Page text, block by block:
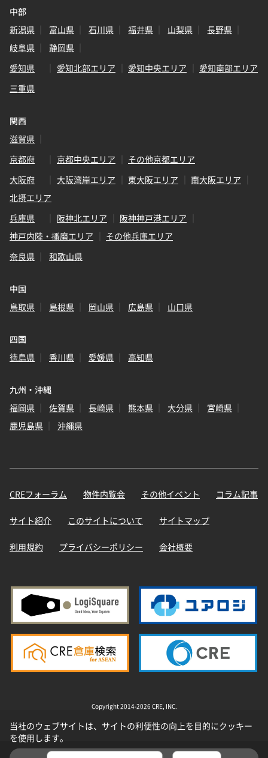
中部
新潟県
富山県 石川県 福井県 山梨県
長野県
岐阜県
静岡県
愛知県
愛知北部エリア 愛知中央エリア
愛知南部エリア
三重県
関西
滋賀県
京都府
京都中央エリア
その他京都エリア
大阪府
大阪湾岸エリア 東大阪エリア
南大阪エリア
北摂エリア
兵庫県
阪神北エリア
阪神神戸港エリア
神戸内陸・播磨エリア
その他兵庫エリア
奈良県
和歌山県
中国
鳥取県
島根県 岡山県 広島県 山口県
四国
徳島県
香川県 愛媛県 高知県
九州・沖縄
福岡県
佐賀県 長崎県 熊本県 大分県
宮崎県
鹿児島県
沖縄県
CREフォーラム 物件内覧会 その他イベント コラム記事
サイト紹介 このサイトについて サイトマップ
利用規約 プライバシーポリシー 会社概要
Copyright 2014-2026 CRE, INC.
当社のウェブサイトは、サイトの利便性の向上を目的にクッキー
を使用します。